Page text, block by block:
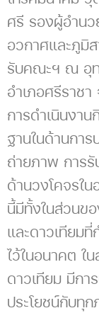
ศรี รองผู้อำนว
อวกาศและภูมิ
รับคณะฯ ณ อุท
อำเภอศรีราช
การดำเนินงา
ฐานในด้านกา
ถ่ายภาพ การ
ด้านวงโคจรใ
นี้มีทั้งในส่วนข
และดาวเทียม
ไว้ในอนาคต ใ
ดาวเทียม มีกา
ประโยชน์กับทุ